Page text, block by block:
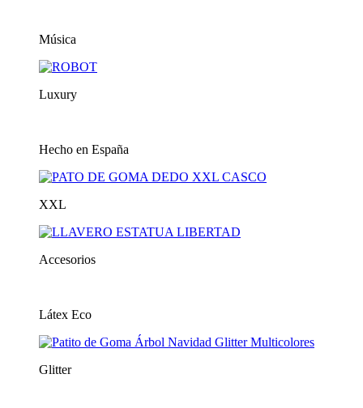
Música
Luxury
Hecho en España
XXL
Accesorios
Látex Eco
Glitter